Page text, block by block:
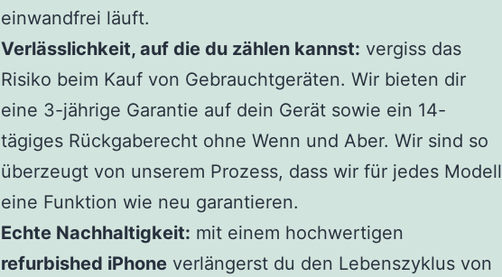
einwandfrei läuft.
Verlässlichkeit, auf die du zählen kannst: vergiss das
Risiko beim Kauf von Gebrauchtgeräten. Wir bieten dir
eine 3-jährige Garantie auf dein Gerät sowie ein 14-
tägiges Rückgaberecht ohne Wenn und Aber. Wir sind so
überzeugt von unserem Prozess, dass wir für jedes Modell
eine Funktion wie neu garantieren.
Echte Nachhaltigkeit: mit einem hochwertigen
refurbished iPhone verlängerst du den Lebenszyklus von